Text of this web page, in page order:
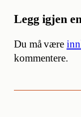
Legg igjen
Du må være
kommentere.